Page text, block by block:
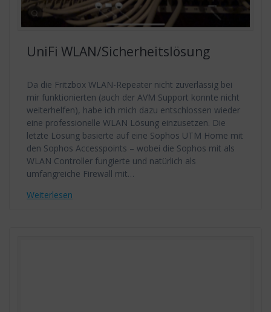
UniFi WLAN/Sicherheitslösung
Da die Fritzbox WLAN-Repeater nicht zuverlässig bei
mir funktionierten (auch der AVM Support konnte nicht
weiterhelfen), habe ich mich dazu entschlossen wieder
eine professionelle WLAN Lösung einzusetzen. Die
letzte Lösung basierte auf eine Sophos UTM Home mit
den Sophos Accesspoints – wobei die Sophos mit als
WLAN Controller fungierte und natürlich als
umfangreiche Firewall mit…
Weiterlesen